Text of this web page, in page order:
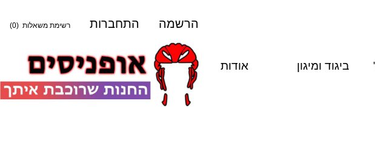
הרשמה התחברות רשימת משאלות (0)
ביגוד ומיגון
אודות